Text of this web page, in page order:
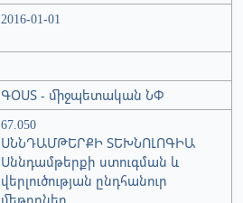
2016-01-01
ԳՕՍՏ - միջպետական ՆՓ
67.050
ՍՆՆԴԱՄԹԵՐՔԻ ՏԵԽՆՈԼՈԳԻԱ
Սննդամթերքի ստուգման և
վերլուծության ընդհանուր